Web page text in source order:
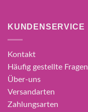
KUNDENSERVICE
Kontakt
Häufig gestellte Fragen
Über-uns
Versandarten
Zahlungsarten